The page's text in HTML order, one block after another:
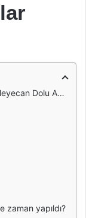
Dolu Anlar
zaman yapıldı?